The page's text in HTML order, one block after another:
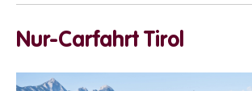
Nur-Carfahrt Tirol